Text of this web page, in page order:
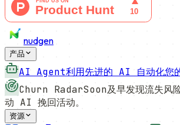
nudgen
产品
AI Agent利用先进的 AI 自动化您
Churn RadarSoon及早发现流失风
动 AI 挽回活动。
资源